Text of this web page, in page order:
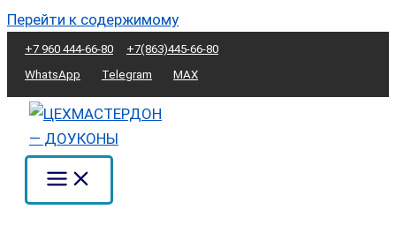
Перейти к содержимому
+7 960 444-66-80
+7(863)445-66-80
WhatsApp
Telegram MAX